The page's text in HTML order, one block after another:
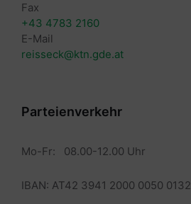
Fax
+43 4783 2160
E-Mail
reisseck@ktn.gde.at
Parteienverkehr
Mo-Fr: 08.00-12.00 Uhr
IBAN: AT42 3941 2000 0050 0132